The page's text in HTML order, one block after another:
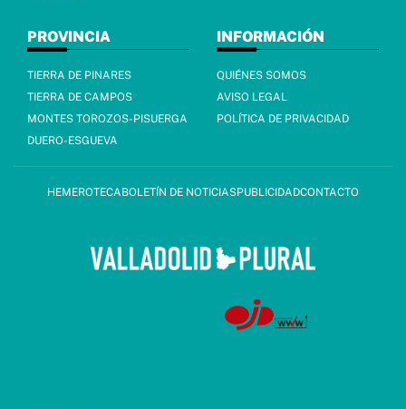
PROVINCIA
TIERRA DE PINARES
TIERRA DE CAMPOS
MONTES TOROZOS-PISUERGA
DUERO-ESGUEVA
INFORMACIÓN
QUIÉNES SOMOS
AVISO LEGAL
POLÍTICA DE PRIVACIDAD
HEMEROTECABOLETÍN DE NOTICIASPUBLICIDADCONTACTO